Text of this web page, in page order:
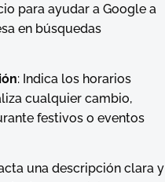
para ayudar a Google a
en búsquedas
: Indica los horarios
cualquier cambio,
festivos o eventos
una descripción clara y